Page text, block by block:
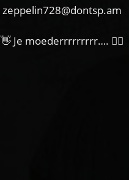
zeppelin728@dontsp.am
👋 Je moederrrrrrrrr…. 🙋‍♀